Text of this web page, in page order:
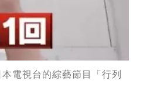
電視台的綜藝節目「行列